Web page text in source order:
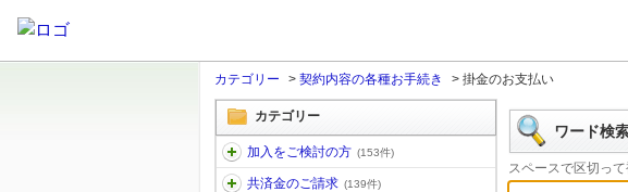
カテゴリー > 契約内容の各種お手続き > 掛金のお支払い
カテゴリー
加入をご検討の方 (153件)
共済金のご請求 (139件)
ワード検
スペースで区切っ